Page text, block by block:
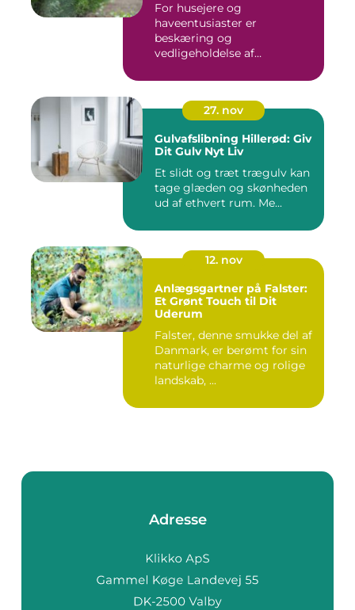
For husejere og
haveentusiaster er
beskæring og
vedligeholdelse af
27. nov
Gulvafslibning Hillerød: Giv
Dit Gulv Nyt Liv
Et slidt og træt trægulv kan
tage glæden og skønheden
ud af ethvert rum. Me...
12. nov
Anlægsgartner på Falster:
Et Grønt Touch til Dit
Uderum
Falster, denne smukke del af
Danmark, er berømt for sin
naturlige charme og rolige
landskab, ...
Adresse